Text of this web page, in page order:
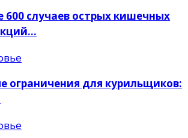
600 случаев острых кишечных
ограничения для курильщиков: